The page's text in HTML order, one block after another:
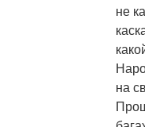
не
на